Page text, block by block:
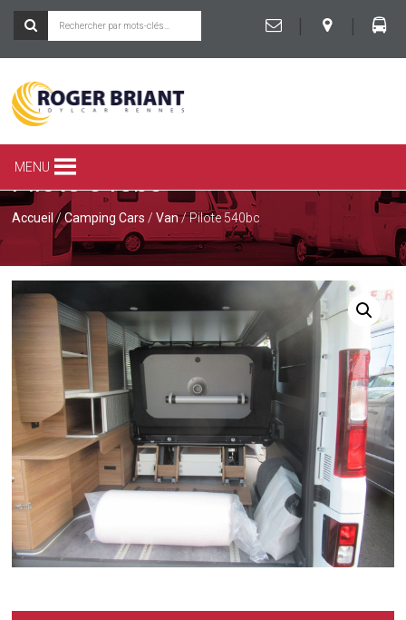
|
|
ROGER
BRIANT
SPÉCIALISTE
CAMPING-
CAR
LA
RENNES
MENU
Pilote 540bc
Accueil/Camping Cars /Van/ Pilote 540bc